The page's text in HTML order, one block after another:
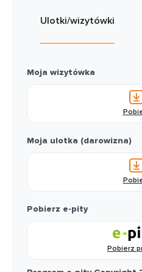
Ulotki/wizytówki
Moja wizytówka
Moja ulotka (darowizna)
Pobierz e-pity
Pobierz